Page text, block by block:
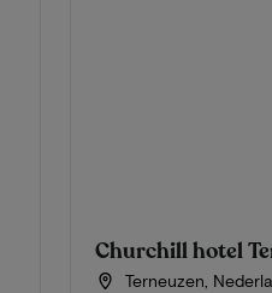
Churchill hotel
Terneuzen,